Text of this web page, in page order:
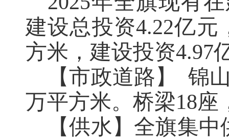
建设总投资4.22亿元
方米，建设投资4.97
【市政道路】
锦
万平方米。桥梁18座
【供水】全旗集